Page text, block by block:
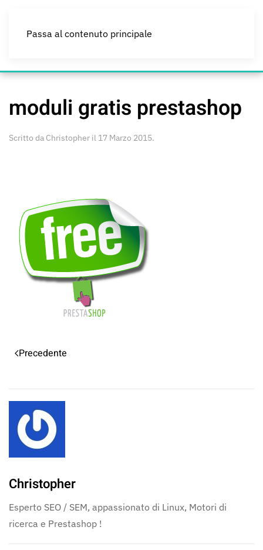
Passa al contenuto principale
moduli gratis prestashop
Scritto da Christopher il 17 Marzo 2015.
Precedente
Christopher
Esperto SEO / SEM, appassionato di Linux, Motori di
ricerca e Prestashop !